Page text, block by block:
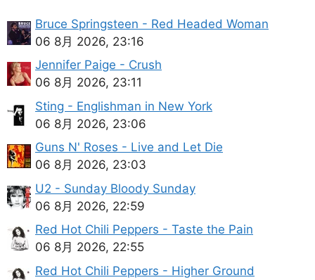
Bruce Springsteen - Red Headed Woman
06 8月 2026, 23:16
Jennifer Paige - Crush
06 8月 2026, 23:11
Sting - Englishman in New York
06 8月 2026, 23:06
Guns N' Roses - Live and Let Die
06 8月 2026, 23:03
U2 - Sunday Bloody Sunday
06 8月 2026, 22:59
Red Hot Chili Peppers - Taste the Pain
06 8月 2026, 22:55
Red Hot Chili Peppers - Higher Ground